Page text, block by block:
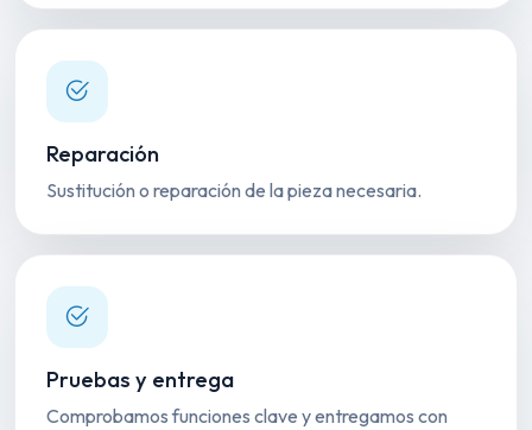
Reparación
Sustitución o reparación de la pieza necesaria.
Pruebas y entrega
Comprobamos funciones clave y entregamos con